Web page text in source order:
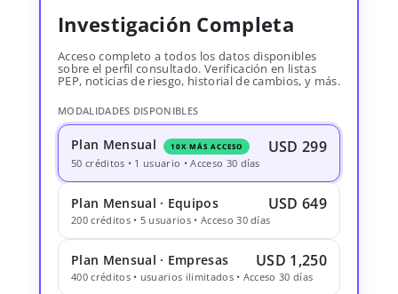
Investigación Completa
Acceso completo a todos los datos disponibles
sobre el perfil consultado. Verificación en listas
PEP, noticias de riesgo, historial de cambios, y más.
MODALIDADES DISPONIBLES
Plan Mensual 10X MÁS ACCESO USD 299
50 créditos • 1 usuario • Acceso 30 días
Plan Mensual · Equipos USD 649
200 créditos • 5 usuarios • Acceso 30 días
Plan Mensual · Empresas USD 1,250
400 créditos • usuarios ilimitados • Acceso 30 días